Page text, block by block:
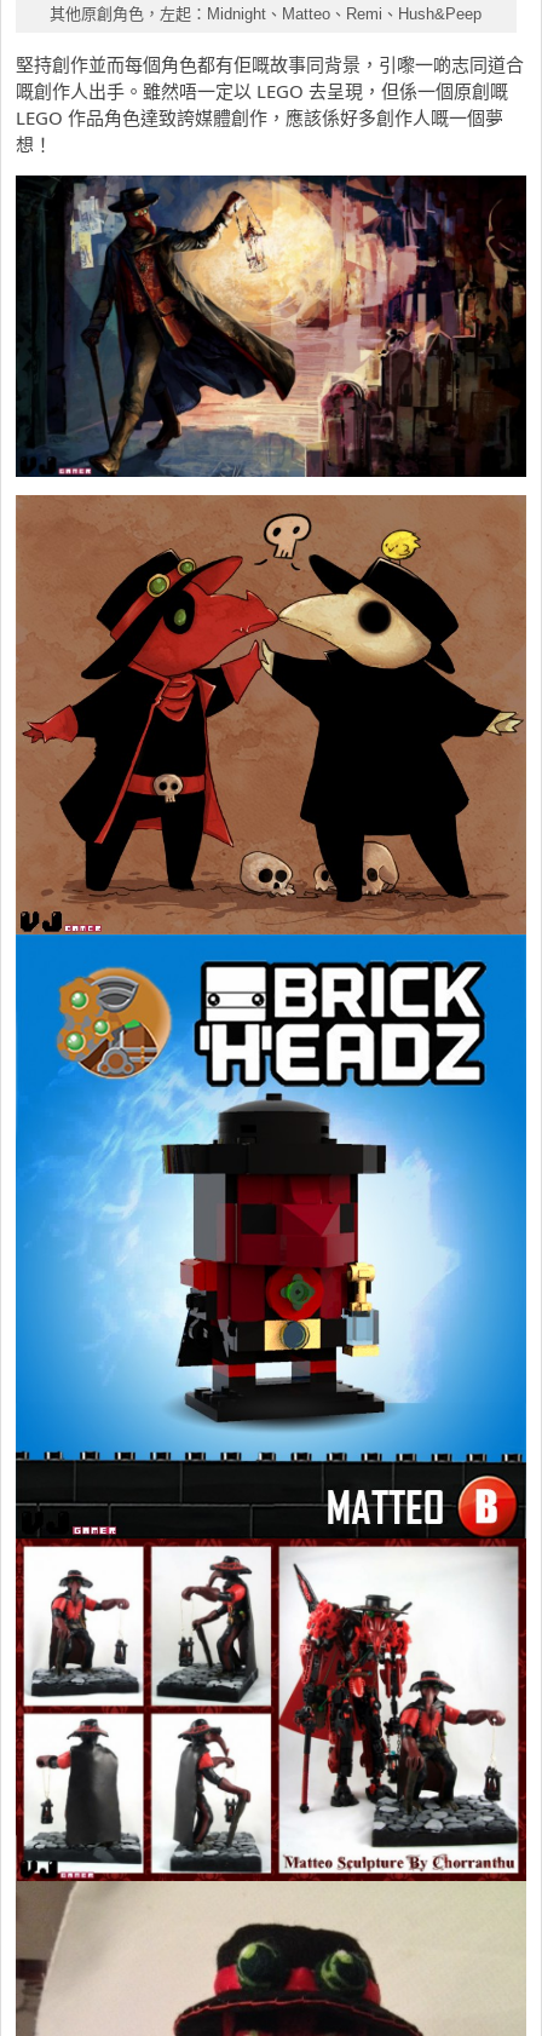
其他原創角色，左起：Midnight、Matteo、Remi、Hush&Peep
堅持創作並而每個角色都有佢嘅故事同背景，引嚟一啲志同道合
嘅創作人出手。雖然唔一定以 LEGO 去呈現，但係一個原創嘅
LEGO 作品角色達致誇媒體創作，應該係好多創作人嘅一個夢
想！